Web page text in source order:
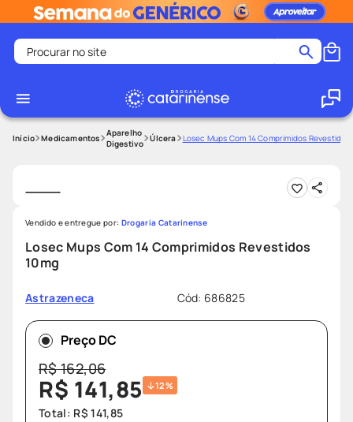
Procurar no site
1
2 º
medley
7º
lenço umedecido
10
º protetor solar
Medicamentos
Aparelho
Digestivo
Úlcera Losec Mups Com 14 Comprimidos Revestidos
Losec Mups Com 14 Comprimidos Revestidos
10mg
Astrazeneca Cód: 686825
Vendido e entregue por: Drogaria Catarinense
Preço DC
R$162,06
R$ 141,85 12%
Total: R$ 141,85